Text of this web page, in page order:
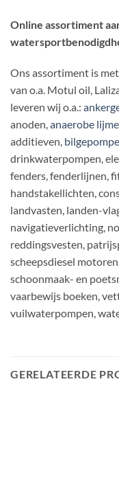
Online assortiment
Ons assortiment is
van o.a. Motul oil,
leveren wij o.a.:
anoden,anaerobe
additieven,
drinkwaterpompen,
fenders, fenderlijnen,
handstakellichten,
landvasten, landen-
navigatieverlichting,
reddingsvesten,
scheepsdiesel
schoonmaak- en
vaarbewijs boeken,
vuilwaterpompen,
GERELATEERDE